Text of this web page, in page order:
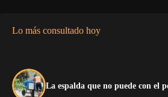
Lo más consultado hoy
La espalda que no puede con el